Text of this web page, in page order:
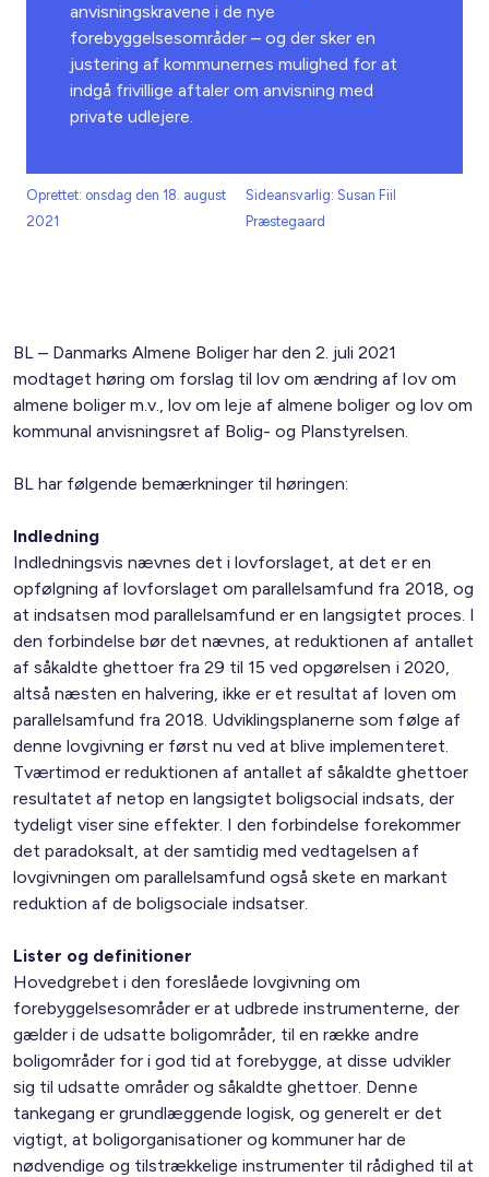
anvisningskravene i de nye
forebyggelsesområder – og der sker en
justering af kommunernes mulighed for at
indgå frivillige aftaler om anvisning med
private udlejere.
Oprettet: onsdag den 18. august
2021
Sideansvarlig: Susan Fiil
Præstegaard
BL – Danmarks Almene Boliger har den 2. juli 2021
modtaget høring om forslag til lov om ændring af lov om
almene boliger m.v., lov om leje af almene boliger og lov om
kommunal anvisningsret af Bolig- og Planstyrelsen.
BL har følgende bemærkninger til høringen:
Indledning
Indledningsvis nævnes det i lovforslaget, at det er en
opfølgning af lovforslaget om parallelsamfund fra 2018, og
at indsatsen mod parallelsamfund er en langsigtet proces. I
den forbindelse bør det nævnes, at reduktionen af antallet
af såkaldte ghettoer fra 29 til 15 ved opgørelsen i 2020,
altså næsten en halvering, ikke er et resultat af loven om
parallelsamfund fra 2018. Udviklingsplanerne som følge af
denne lovgivning er først nu ved at blive implementeret.
Tværtimod er reduktionen af antallet af såkaldte ghettoer
resultatet af netop en langsigtet boligsocial indsats, der
tydeligt viser sine effekter. I den forbindelse forekommer
det paradoksalt, at der samtidig med vedtagelsen af
lovgivningen om parallelsamfund også skete en markant
reduktion af de boligsociale indsatser.
Lister og definitioner
Hovedgrebet i den foreslåede lovgivning om
forebyggelsesområder er at udbrede instrumenterne, der
gælder i de udsatte boligområder, til en række andre
boligområder for i god tid at forebygge, at disse udvikler
sig til udsatte områder og såkaldte ghettoer. Denne
tankegang er grundlæggende logisk, og generelt er det
vigtigt, at boligorganisationer og kommuner har de
nødvendige og tilstrækkelige instrumenter til rådighed til at